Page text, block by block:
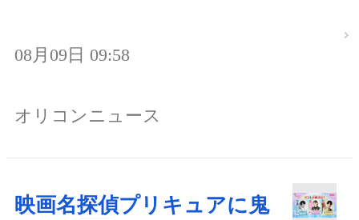
08月09日 09:58
オリコンニュース
映画名探偵プリキュアに鬼